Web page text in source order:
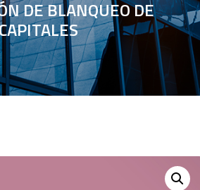
DE BLANQUEO DE